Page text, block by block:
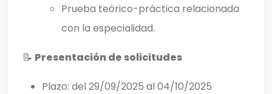
Prueba teórico-práctica relacionada
con la especialidad.
📝 Presentación de solicitudes
Plazo: del 29/09/2025 al 04/10/2025